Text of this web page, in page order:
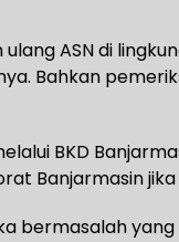
ASN di
Bahkan
BKD
Banjarmasin
bermasalah